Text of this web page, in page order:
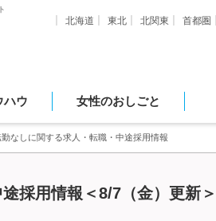
北海道 東北 北関東 首都圏
ハウ 女性のおしごと
なしに関する求人・転職・中途採用情報
採用情報＜8/7（金）更新＞